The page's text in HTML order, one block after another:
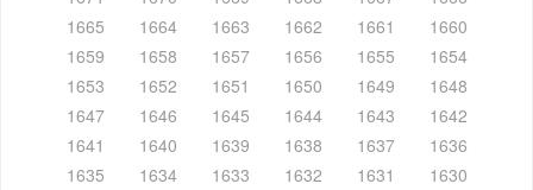
1665
1664 1663 1662 1661
1660
1659
1658 1657 1656 1655
1654
1653
1652 1651 1650 1649
1648
1647
1646 1645 1644 1643
1642
1641
1640 1639 1638 1637
1636
1635
1634 1633 1632 1631
1630